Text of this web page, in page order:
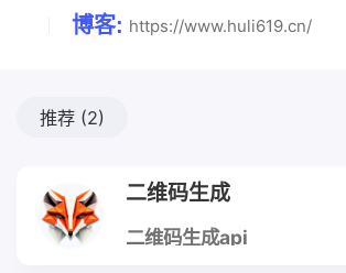
博客: https://www.huli619.cn/
推荐 (2)
二维码生成
二维码生成api